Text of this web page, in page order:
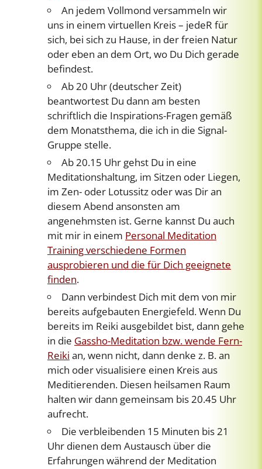
An jedem Vollmond versammeln wir
uns in einem virtuellen Kreis – jedeR für
sich, bei sich zu Hause, in der freien Natur
oder eben an dem Ort, wo Du Dich gerade
befindest.
Ab 20 Uhr (deutscher Zeit)
beantwortest Du dann am besten
schriftlich die Inspirations-Fragen gemäß
dem Monatsthema, die ich in die Signal-
Gruppe stelle.
Ab 20.15 Uhr gehst Du in eine
Meditationshaltung, im Sitzen oder Liegen,
im Zen- oder Lotussitz oder was Dir an
diesem Abend ansonsten am
angenehmsten ist. Gerne kannst Du auch
mit mir in einem Personal Meditation
Training verschiedene Formen
ausprobieren und die für Dich geeignete
finden.
Dann verbindest Dich mit dem von mir
bereits aufgebauten Energiefeld. Wenn Du
bereits im Reiki ausgebildet bist, dann gehe
in die Gassho-Meditation bzw. wende Fern-
Reiki an, wenn nicht, dann denke z. B. an
mich oder visualisiere einen Kreis aus
Meditierenden. Diesen heilsamen Raum
halten wir dann gemeinsam bis 20.45 Uhr
aufrecht.
Die verbleibenden 15 Minuten bis 21
Uhr dienen dem Austausch über die
Erfahrungen während der Meditation